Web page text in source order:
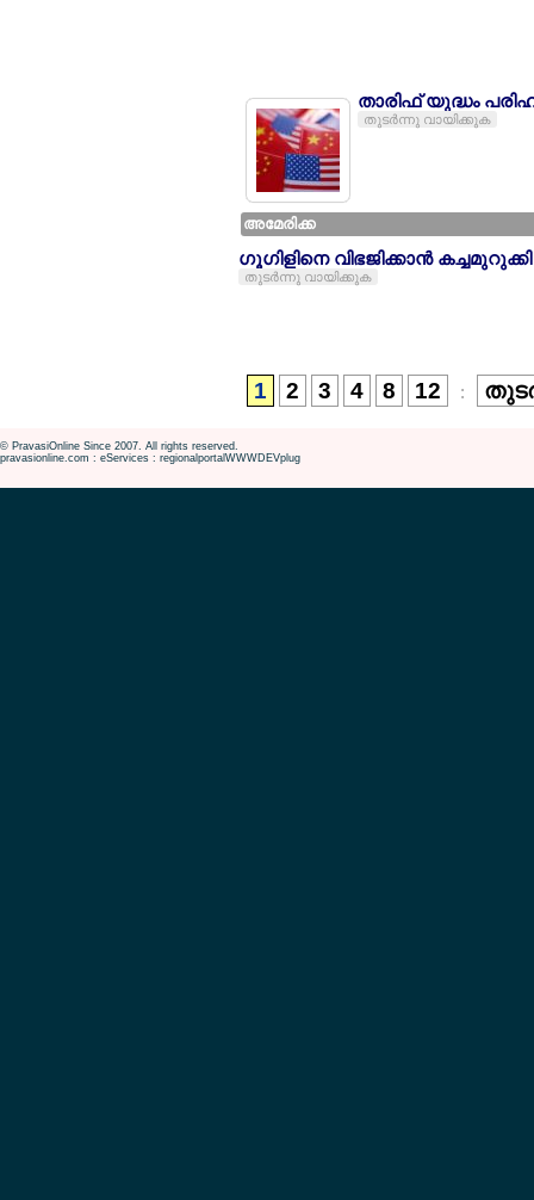
താരിഫ് യുദ്ധം
തുടര്‍ന്നു വായിക്കുക
അമേരിക്ക
ഗൂഗിളിനെ വിഭജിക്കാന്‍
തുടര്‍ന്നു വായിക്കുക
1 2 3 4 8 12 :
© PravasiOnline Since 2007. All rights reserved.
pravasionline.com : eServices : regionalportalWWWDEVplug